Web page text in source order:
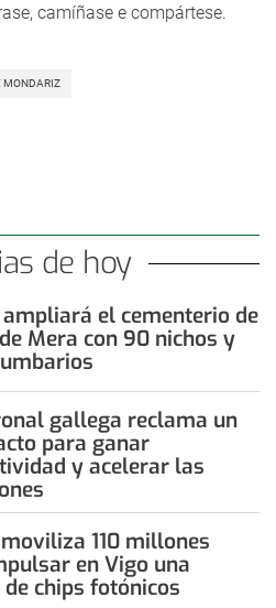
camíñase e compártese.
MONDARIZ
de hoy
ampliará el cementerio de
Mera con 90 nichos y
gallega reclama un
para ganar
y acelerar las
moviliza 110 millones
en Vigo una
chips fotónicos